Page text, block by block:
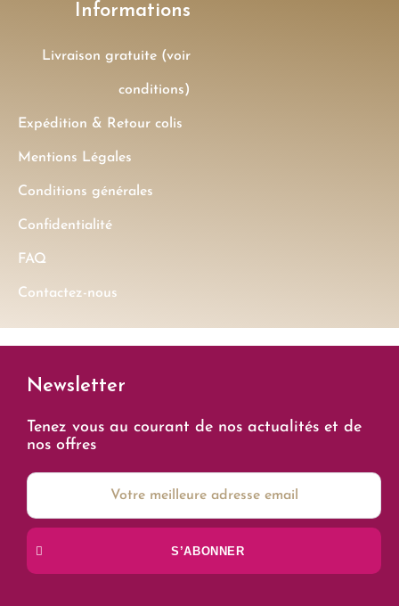
Informations
Livraison gratuite (voir
conditions)
Expédition & Retour colis
Mentions Légales
Conditions générales
Confidentialité
FAQ
Contactez-nous
Newsletter
Tenez vous au courant de nos actualités et de
nos offres
S’ABONNER